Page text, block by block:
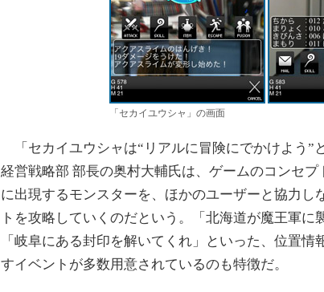
「セカイユウシャ」の画面
「セカイユウシャは“リアルに冒険にでかけよう
経営戦略部 部長の奥村大輔氏は、ゲームのコンセ
に出現するモンスターを、ほかのユーザーと協力し
トを攻略していくのだという。「北海道が魔王軍に
「岐阜にある封印を解いてくれ」といった、位置
すイベントが多数用意されているのも特徴だ。